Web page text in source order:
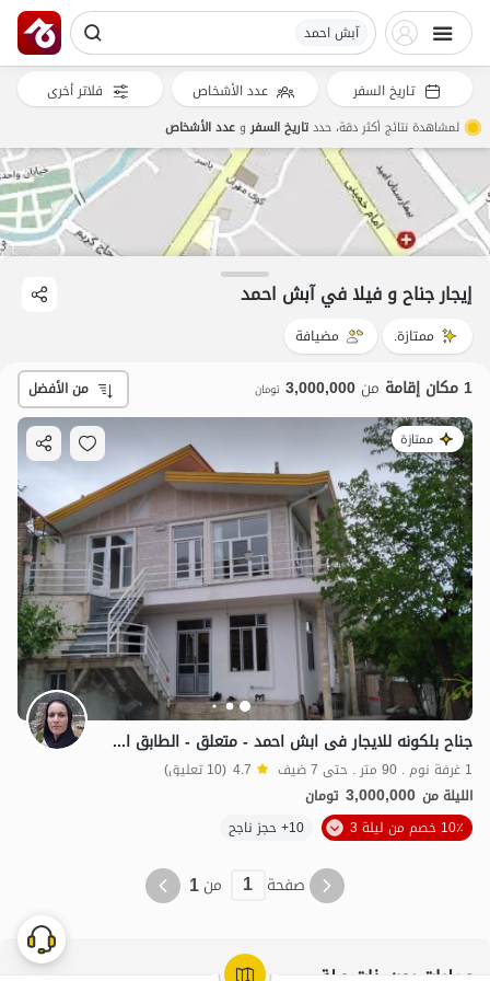
آبش احمد
3مليون ت
إيجار جناح و فيلا في آبش احمد
ممتازة. مضيافة
1 مكان إقامة من 3,000,000 تومان من الأفضل
ممتازة
جناح بلکونه للایجار فی ابش احمد - متعلق - الطابق الثانی
1 غرفة نوم . 90 متر . حتى 7 ضيف 4.7 (10 تعليق)
الليلة من 3,000,000 تومان
10٪ خصم من ليلة 3
10+ حجز ناجح
صفحة 1 من1
تاريخ السفر عدد الأشخاص فلاتر أخرى
لمشاهدة نتائج أكثر دقة، حددتاريخ السفروعدد الأشخاص